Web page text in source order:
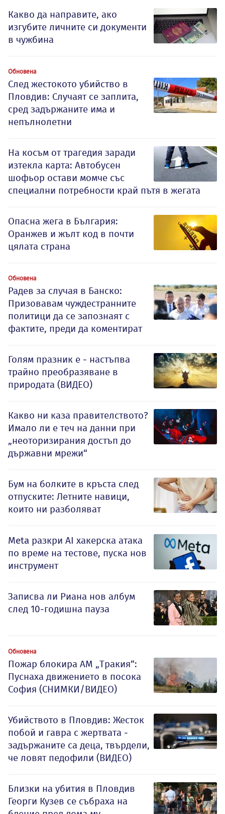
Какво да направите, ако
изгубите личните си документи
в чужбина
Обновена
След жестокото убийство в
Пловдив: Случаят се заплита,
сред задържаните има и
непълнолетни
На косъм от трагедия заради
изтекла карта: Автобусен
шофьор остави момче със
специални потребности край пътя в жегата
Опасна жега в България:
Оранжев и жълт код в почти
цялата страна
Обновена
Радев за случая в Банско:
Призовавам чуждестранните
политици да се запознаят с
фактите, преди да коментират
Голям празник е - настъпва
трайно преобразяване в
природата (ВИДЕО)
Какво ни каза правителството?
Имало ли е теч на данни при
„неоторизирания достъп до
държавни мрежи“
Бум на болките в кръста след
отпуските: Летните навици,
които ни разболяват
Meta разкри AI хакерска атака
по време на тестове, пуска нов
инструмент
Записва ли Риана нов албум
след 10-годишна пауза
Обновена
Пожар блокира АМ „Тракия“:
Пуснаха движението в посока
София (СНИМКИ/ВИДЕО)
Убийството в Пловдив: Жесток
побой и гавра с жертвата -
задържаните са деца, твърдели,
че ловят педофили (ВИДЕО)
Близки на убития в Пловдив
Георги Кузев се събраха на